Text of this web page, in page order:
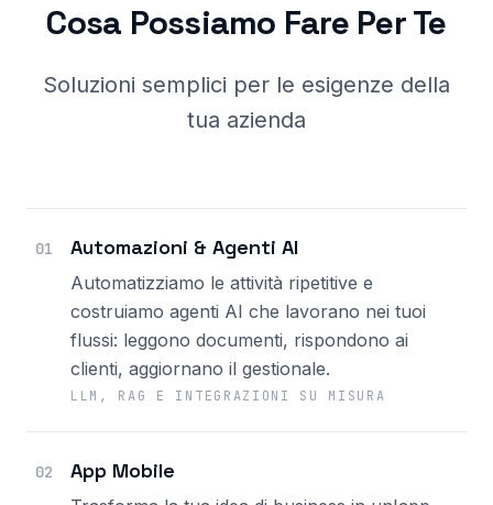
Cosa Possiamo Fare Per Te
Soluzioni semplici per le esigenze della
tua azienda
01 Automazioni & Agenti AI
Automatizziamo le attività ripetitive e
costruiamo agenti AI che lavorano nei tuoi
flussi: leggono documenti, rispondono ai
clienti, aggiornano il gestionale.
LLM, RAG E INTEGRAZIONI SU MISURA
02 App Mobile